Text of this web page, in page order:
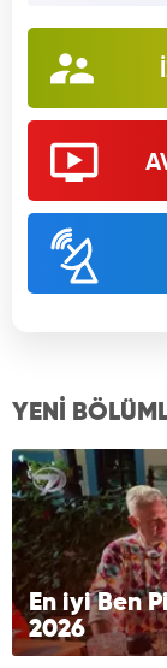
YENİ
En iyi Ben
2026